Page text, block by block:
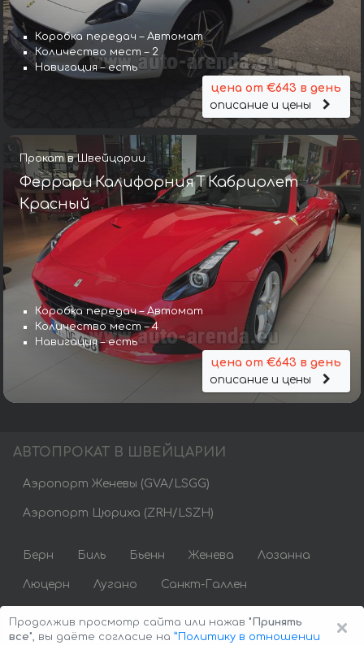
Коробка передач – Автомат
Количество мест – 2
Навигация – есть
цена от €643 в день
описание и цены
Прокат в Швейцарии
Феррари Калифорния Т Кабриолет
Красный
Коробка передач – Автомат
Количество мест – 4
Навигация – есть
цена от €643 в день
описание и цены
АВТОПРОКАТ В ШВЕЙЦАРИИ
Аэропорт Женевы (GVA/LSGG)
Аэропорт Цюриха (ZRH/LSZH)
Берн Биль Бьенн Женева Лозанна
Люцерн Лугано Санкт-Галлен
×
Продолжив просмотр сайта или нажав "Принять
все", вы даёте согласие на ”Политику в отношении